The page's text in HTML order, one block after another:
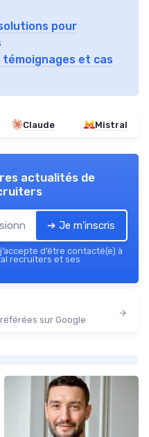
pour
témoignages et cas
Claude Mistral
actualités de
➔ Je m'inscris
d’être contacté(e) à
recruiters et ses
sur Google